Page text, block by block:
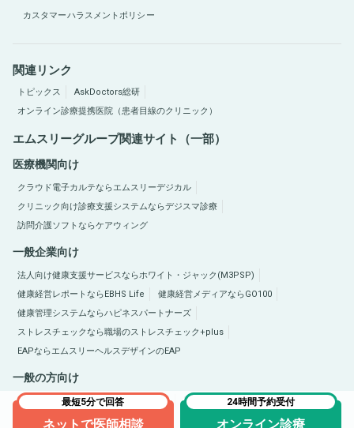
最短5分で回答
ネットで医師相談
24時間予約受付
オンライン診療
カスタマーハラスメントポリシー
関連リンク
トピックス
AskDoctors総研
オンライン診療提携医院（患者目線のクリニック）
エムスリーグループ関連サイト（一部）
医療機関向け
クラウド電子カルテならエムスリーデジカル
クリニック向け診療支援システムならデジスマ診療
訪問介護ソフトならケアウィング
一般企業向け
法人向け健康支援サービスならホワイト・ジャック(M3PSP)
健康経営レポートならEBHS Life
健康経営メディアならGO100
健康管理システムならハピネスパートナーズ
ストレスチェックなら職場のストレスチェック+plus
EAPならエムスリーヘルスデザインのEAP
一般の方向け
医療総合サイトQLife（キューライフ） 肥満症総合サイトならひまんラボ